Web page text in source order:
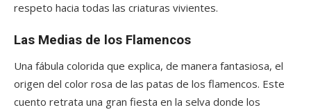
respeto hacia todas las criaturas vivientes.
Las Medias de los Flamencos
Una fábula colorida que explica, de manera fantasiosa, el
origen del color rosa de las patas de los flamencos. Este
cuento retrata una gran fiesta en la selva donde los